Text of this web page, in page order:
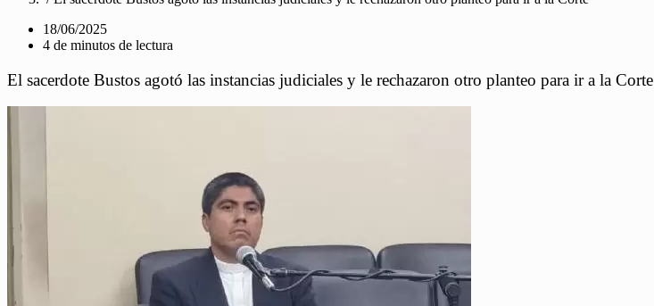
18/06/2025
4 de minutos de lectura
El sacerdote Bustos agotó las instancias judiciales y le rechazaron otro planteo para ir a la Corte